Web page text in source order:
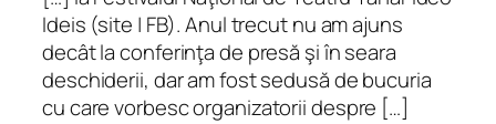
Ideis (site | FB). Anul trecut nu am ajuns
decât la conferinţa de presă şi în seara
deschiderii, dar am fost sedusă de bucuria
cu care vorbesc organizatorii despre […]